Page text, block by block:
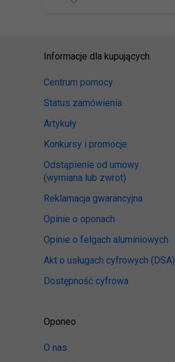
Informacje dla kupujących
Centrum pomocy
Status zamówienia
Artykuły
Konkursy i promocje
Odstąpienie od umowy
(wymiana lub zwrot)
Reklamacja gwarancyjna
Opinie o oponach
Opinie o felgach aluminiowych
Akt o usługach cyfrowych (DSA)
Dostępność cyfrowa
Oponeo
O nas